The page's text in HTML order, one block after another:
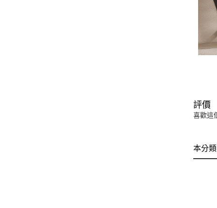
評價
喜歡這
本分